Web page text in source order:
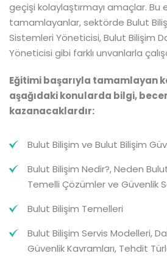
geçişi kolaylaştırmayı amaçlar. Bu
tamamlayanlar, sektörde Bulut
Sistemleri Yöneticisi, Bulut Bilişim
Yöneticisi gibi farklı unvanlarla
Eğitimi başarıyla tamamlayan
aşağıdaki konularda bilgi,
kazanacaklardır:
Bulut Bilişim ve Bulut Bilişim
Bulut Bilişim Nedir?, Neden
Temelli Çözümler ve Güvenlik
Bulut Bilişim Temelleri
Bulut Bilişim Servis Modelleri,
Güvenlik Kavramları, Tehdit